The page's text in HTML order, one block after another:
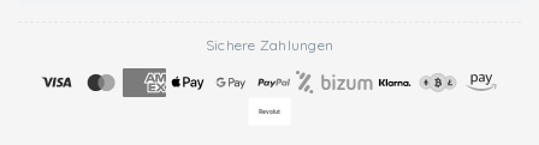
Sichere Zahlungen